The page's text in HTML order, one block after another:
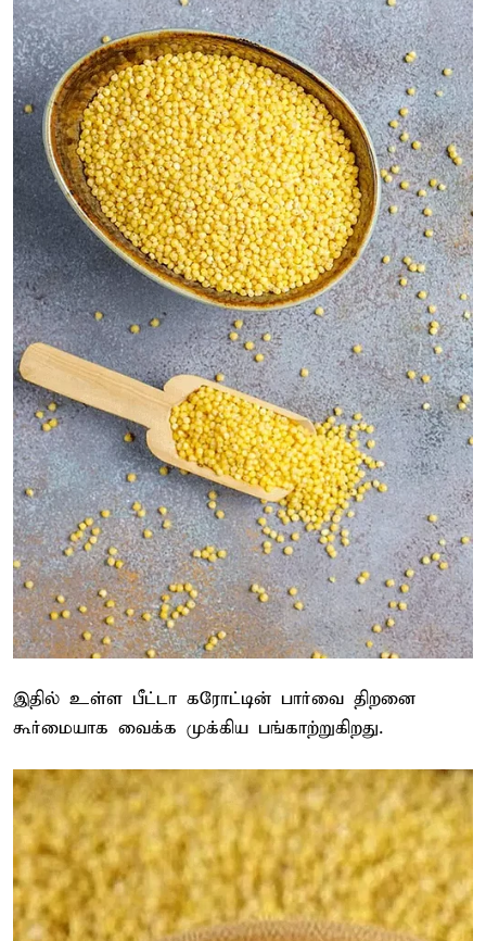
இதில் உள்ள பீட்டா கரோட்டின் பார்வை திறனை
கூர்மையாக வைக்க முக்கிய பங்காற்றுகிறது.